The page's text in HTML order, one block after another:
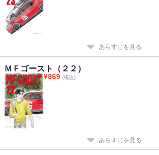
あらすじを見る
ＭＦゴースト（２２）
¥869 (税込)
あらすじを見る